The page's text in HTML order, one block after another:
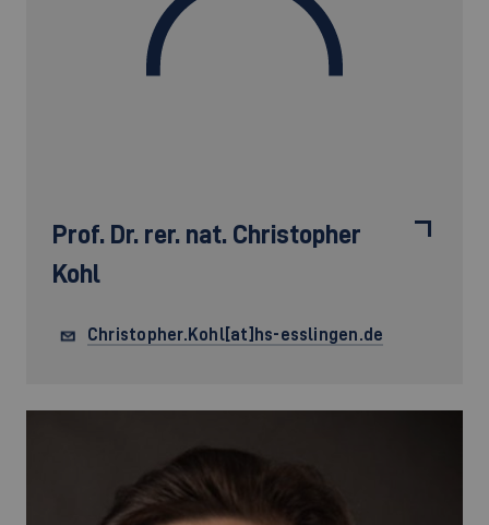
Prof. Dr. rer. nat. Christopher
Kohl
Christopher.Kohl[at]hs-esslingen.de